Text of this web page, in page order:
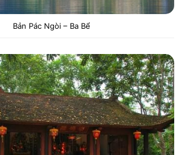
Bản Pác Ngòi – Ba Bể